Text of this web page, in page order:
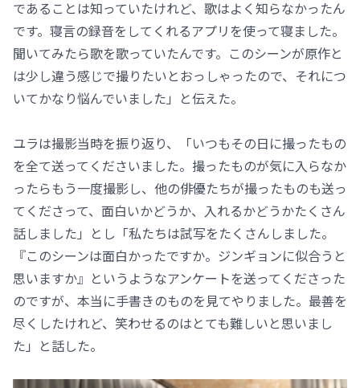
であることは知っていたけれど、歌はよく知らなかったん
です。寝言の録音をしてくれるアプリを使って寝ました。
聞いてみたら歌を歌っていたんです。このシーンが原作と
は少し違う感じで撮りたいとおっしゃったので、それにつ
いてかなり悩んでいました」と伝えた。
ユラは撮影当時を振り返り、「いつもその日に撮ったもの
を全て送ってくださいました。撮ったものが気に入らなか
ったらもう一度撮影し、他の俳優たちが撮ったものも送っ
てくださって、面白いかどうか、入れるかどうかたくさん
話しました」とし「私たちは試写をたくさんしました。
『このシーンは面白かったですか。ジンギョンに似合うと
思いますか』というようなアンケートを送ってくださった
のですが、本当に手書きのものを見てやりました。最善を
尽くしたけれど、笑わせるのはとても難しいと思いまし
た」と話した。